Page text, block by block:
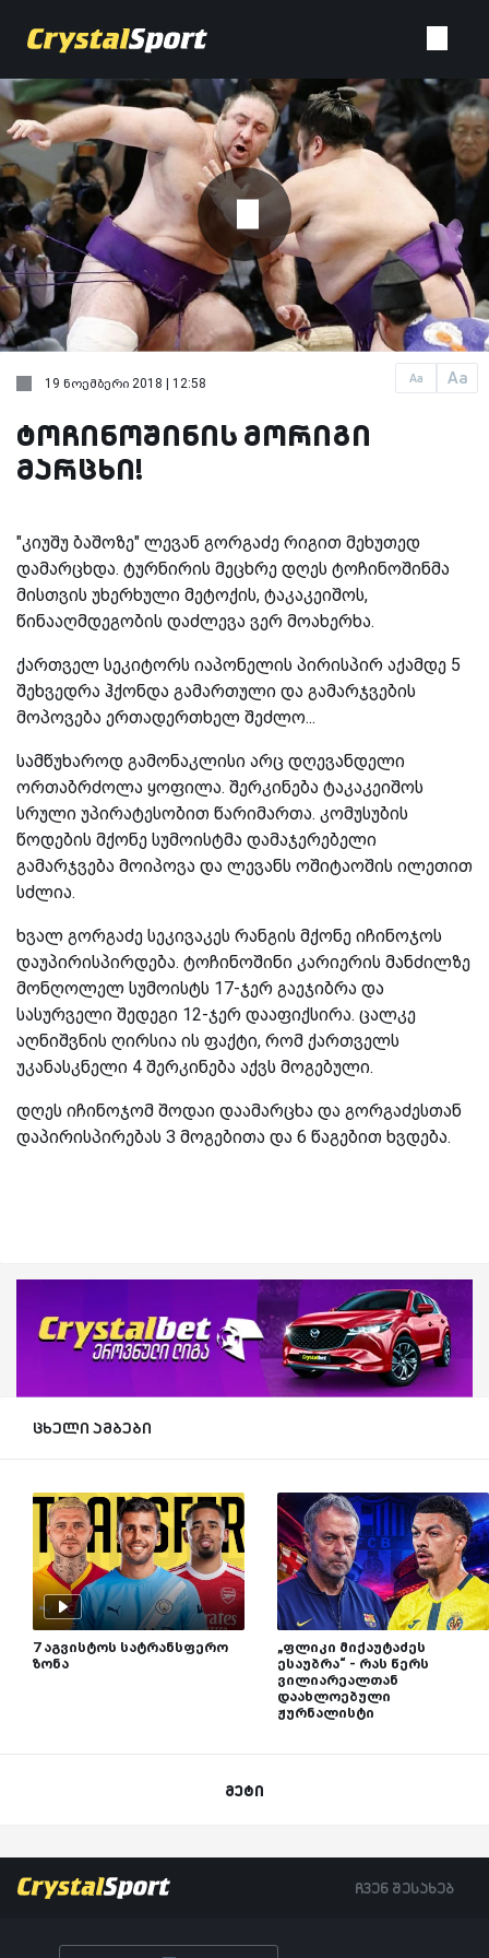
Aa Aa
19 ნოემბერი 2018 | 12:58
ტოჩინოშინის მორიგი
მარცხი!
"კიუშუ ბაშოზე" ლევან გორგაძე რიგით მეხუთედ
დამარცხდა. ტურნირის მეცხრე დღეს ტოჩინოშინმა
მისთვის უხერხული მეტოქის, ტაკაკეიშოს,
წინააღმდეგობის დაძლევა ვერ მოახერხა.
ქართველ სეკიტორს იაპონელის პირისპირ აქამდე 5
შეხვედრა ჰქონდა გამართული და გამარჯვების
მოპოვება ერთადერთხელ შეძლო...
სამწუხაროდ გამონაკლისი არც დღევანდელი
ორთაბრძოლა ყოფილა. შერკინება ტაკაკეიშოს
სრული უპირატესობით წარიმართა. კომუსუბის
წოდების მქონე სუმოისტმა დამაჯერებელი
გამარჯვება მოიპოვა და ლევანს ოშიტაოშის ილეთით
სძლია.
ხვალ გორგაძე სეკივაკეს რანგის მქონე იჩინოჯოს
დაუპირისპირდება. ტოჩინოშინი კარიერის მანძილზე
მონღოლელ სუმოისტს 17-ჯერ გაეჯიბრა და
სასურველი შედეგი 12-ჯერ დააფიქსირა. ცალკე
აღნიშვნის ღირსია ის ფაქტი, რომ ქართველს
უკანასკნელი 4 შერკინება აქვს მოგებული.
დღეს იჩინოჯომ შოდაი დაამარცხა და გორგაძესთან
დაპირისპირებას 3 მოგებითა და 6 წაგებით ხვდება.
ცხელი ამბები
7 აგვისტოს სატრანსფერო
ზონა
„ფლიკი მიქაუტაძეს
ესაუბრა“ - რას წერს
ვილიარეალთან
დაახლოებული
ჟურნალისტი
მეტი
ჩვენ შესახებ